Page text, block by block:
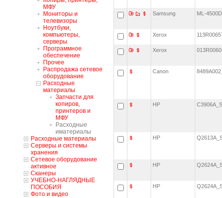
МФУ
Мониторы и
телевизоры
Ноутбуки,
компьютеры,
серверы
Программное
обеспечение
Прочее
Распродажа сетевое
оборудование
Расходные
материалы
Запчасти для
копиров,
принтеров и
МФУ
Расходные
иматериалы
Расходные материалы
Серверы и системы
хранения
Сетевое оборудование
активное
Сканеры
УЧЕБНО-НАГЛЯДНЫЕ
ПОСОБИЯ
Фото и видео
Samsung ML-
Xerox
Xerox
Canon
HP
HP
HP
HP